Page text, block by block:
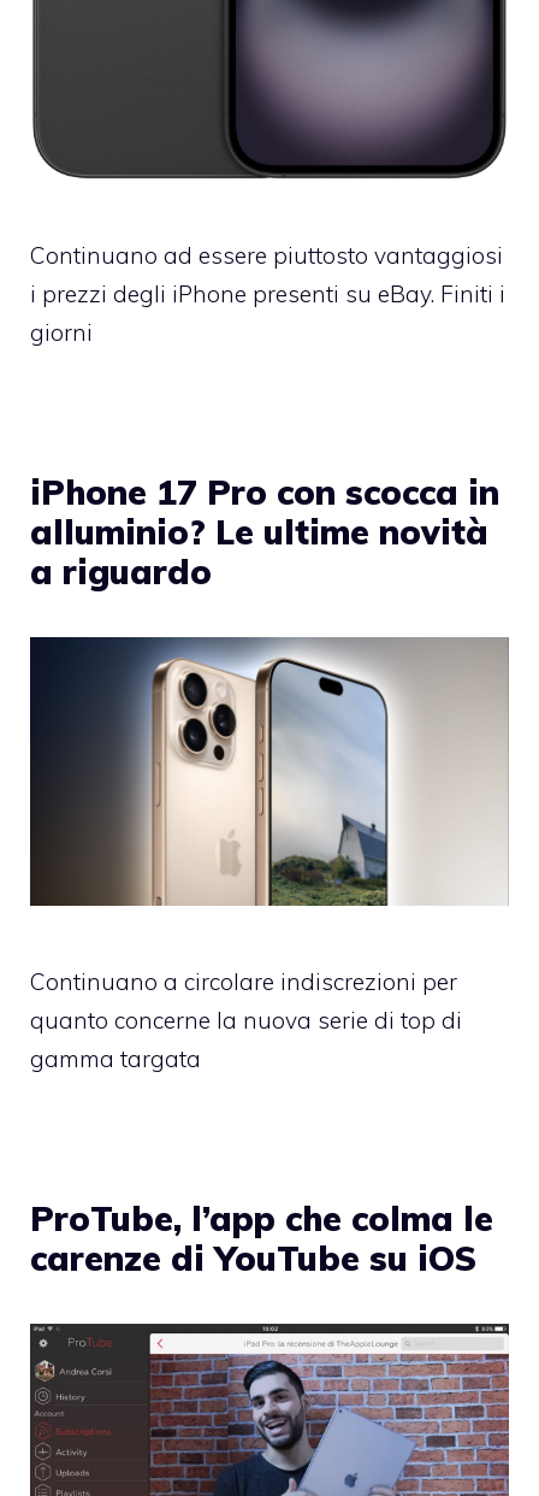
Continuano ad essere piuttosto vantaggiosi
i prezzi degli iPhone presenti su eBay. Finiti i
giorni
iPhone 17 Pro con scocca in
alluminio? Le ultime novità
a riguardo
Continuano a circolare indiscrezioni per
quanto concerne la nuova serie di top di
gamma targata
ProTube, l’app che colma le
carenze di YouTube su iOS